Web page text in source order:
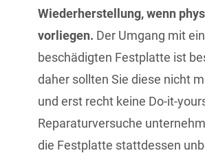
Wiederherstellung, wenn
vorliegen. Der Umgang mit
beschädigten Festplatte ist
daher sollten Sie diese nicht
und erst recht keine Do-it-
Reparaturversuche
die Festplatte stattdessen